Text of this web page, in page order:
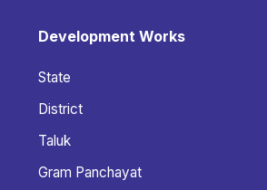
Development Works
State
District
Taluk
Gram Panchayat